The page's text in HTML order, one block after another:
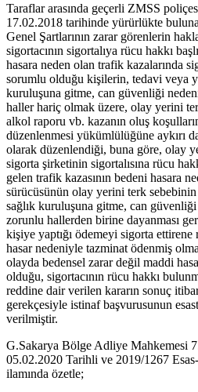
Taraflar arasında geçerli ZMSS
17.02.2018 tarihinde yürürlükte
Genel Şartlarının zarar görenlerin
sigortacının sigortalıya rücu hakkı
hasara neden olan trafik kazalarında
sorumlu olduğu kişilerin, tedavi veya
kuruluşuna gitme, can güvenliği
haller hariç olmak üzere, olay yerini
alkol raporu vb. kazanın oluş
düzenlenmesi yükümlülüğüne aykırı
olarak düzenlendiği, buna göre, olay
sigorta şirketinin sigortalısına rücu
gelen trafik kazasının bedeni hasara
sürücüsünün olay yerini terk sebebinin
sağlık kuruluşuna gitme, can
zorunlu hallerden birine dayanması
kişiye yaptığı ödemeyi sigorta
hasar nedeniyle tazminat ödenmiş
olayda bedensel zarar değil maddi
olduğu, sigortacının rücu hakkı
reddine dair verilen kararın sonuç
gerekçesiyle istinaf başvurusunun
verilmiştir.
G.Sakarya Bölge Adliye Mahkemesi
05.02.2020 Tarihli ve 2019/1267
ilamında özetle;